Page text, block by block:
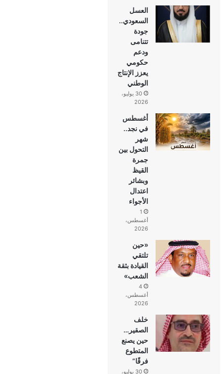
العسل
السعودي..
جودة
تتنامى
ودعم
حكومي
يعزز الإنتاج
الوطني
30 يوليو،
2026
أغسطس
في نجد..
شهر
التحول بين
جمرة
القيظ
وبشائر
اعتدال
الأجواء
1
أغسطس،
2026
«حين
تلتقي
القيادة بثقة
الشعب»
4
أغسطس،
2026
خلف
الصقير…
حين يصنع
المتطوع
فرقًا”
30 يوليو،